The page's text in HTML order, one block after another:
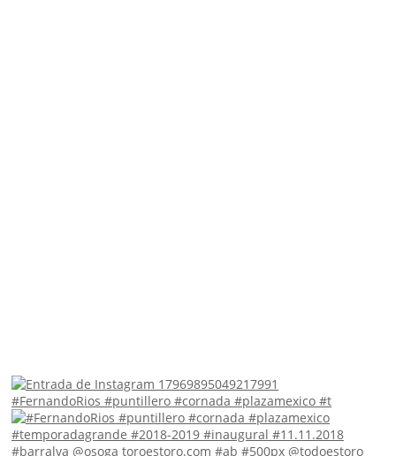
#FernandoRios #puntillero #cornada #plazamexico #t